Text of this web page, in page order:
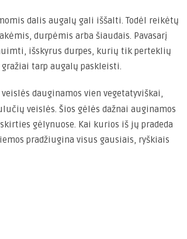
dalis augalų gali iššalti. Todėl reikėtų
durpėmis arba šiaudais. Pavasarį
išskyrus durpes, kurių tik perteklių
tarp augalų paskleisti.
veislės dauginamos vien vegetatyviškai,
veislės. Šios gėlės dažnai auginamos
gėlynuose. Kai kurios iš jų pradeda
pradžiugina visus gausiais, ryškiais